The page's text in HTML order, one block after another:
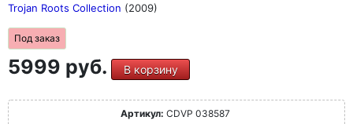
Trojan Roots Collection (2009)
Под заказ
5999 руб. В корзину
Артикул: CDVP 038587